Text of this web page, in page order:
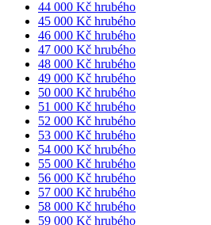
44 000 Kč hrubého
45 000 Kč hrubého
46 000 Kč hrubého
47 000 Kč hrubého
48 000 Kč hrubého
49 000 Kč hrubého
50 000 Kč hrubého
51 000 Kč hrubého
52 000 Kč hrubého
53 000 Kč hrubého
54 000 Kč hrubého
55 000 Kč hrubého
56 000 Kč hrubého
57 000 Kč hrubého
58 000 Kč hrubého
59 000 Kč hrubého